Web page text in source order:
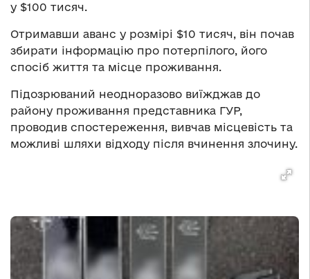
у $100 тисяч.
Отримавши аванс у розмірі $10 тисяч, він почав
збирати інформацію про потерпілого, його
спосіб життя та місце проживання.
Підозрюваний неодноразово виїжджав до
району проживання представника ГУР,
проводив спостереження, вивчав місцевість та
можливі шляхи відходу після вчинення злочину.